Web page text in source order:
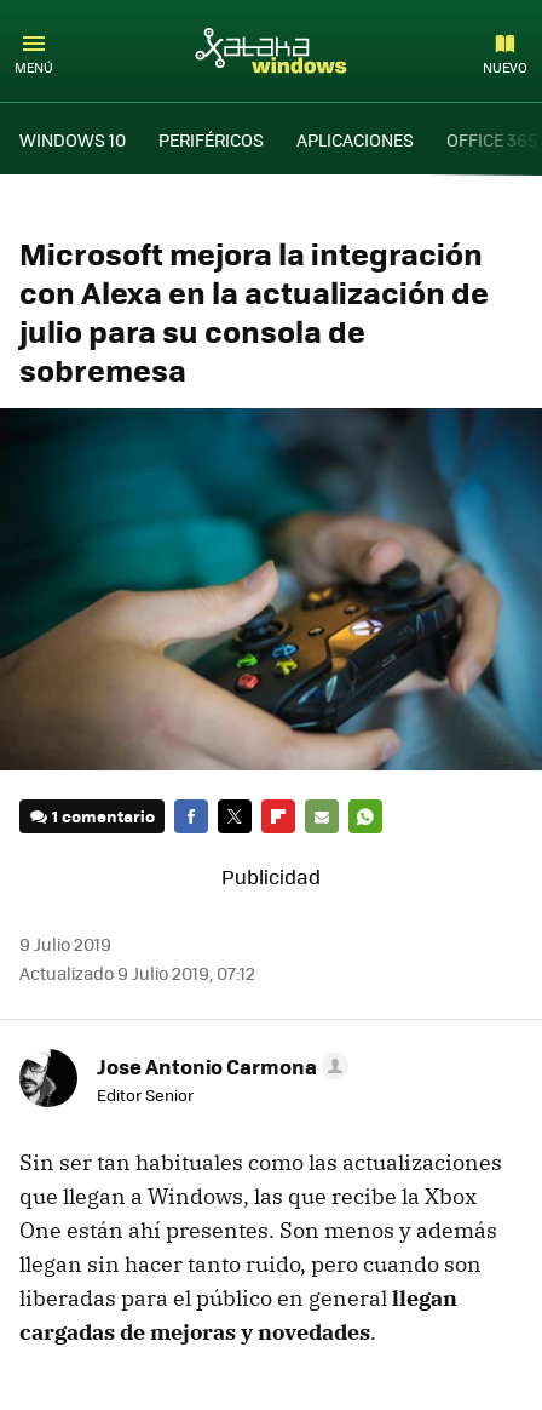
MENÚ NUEVO
WINDOWS 10 PERIFÉRICOS APLICACIONES OFFICE 365
Microsoft mejora la integración
con Alexa en la actualización de
julio para su consola de
sobremesa
1 comentario
MAIL
9 Julio 2019
Actualizado 9 Julio 2019, 07:12
Jose Antonio Carmona
Editor Senior
Sin ser tan habituales como las actualizaciones
que llegan a Windows, las que recibe la Xbox
One están ahí presentes. Son menos y además
llegan sin hacer tanto ruido, pero cuando son
liberadas para el público en generalllegan
cargadas de mejoras y novedades.